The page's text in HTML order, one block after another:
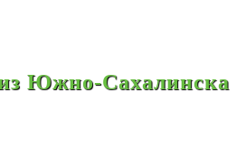
Южно-Сахалинска